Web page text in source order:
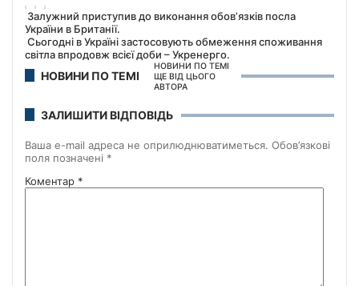
Залужний приступив до виконання обов’язків посла
України в Британії.
Сьогодні в Україні застосовують обмеження споживання
світла впродовж всієї доби – Укренерго.
НОВИНИ ПО ТЕМІ
НОВИНИ ПО ТЕМІ
ЩЕ ВІД ЦЬОГО
АВТОРА
ЗАЛИШИТИ ВІДПОВІДЬ
Ваша e-mail адреса не оприлюднюватиметься. Обов’язкові
поля позначені *
Коментар *